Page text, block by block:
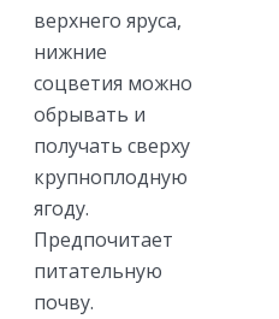
верхнего яруса,
нижние
соцветия можно
обрывать и
получать сверху
крупноплодную
ягоду.
Предпочитает
питательную
почву.